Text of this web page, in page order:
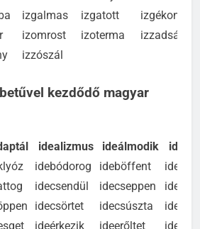
iteratív ivarsejt
ivóedény
izgalmas izgatott
izgékony
izomrost
kezdődő magyar
idealizmus ideálmodik
idebódorog ideböffent
idecsendül idecseppen
idecsörtet idecsúszta